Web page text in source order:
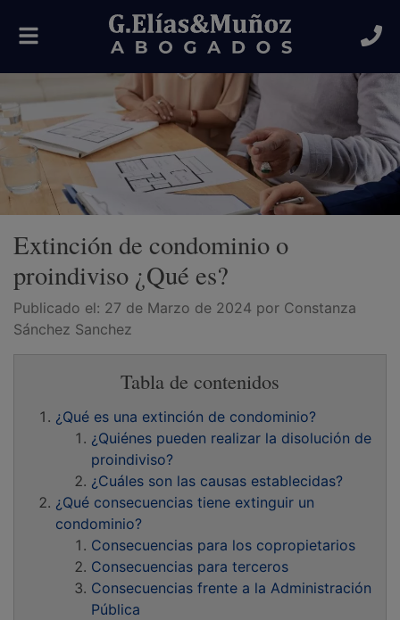
Alternar
navegación
Extinción de condominio o
proindiviso ¿Qué es?
Publicado el: 27 de Marzo de 2024 por Constanza
Sánchez Sanchez
Tabla de contenidos
¿Qué es una extinción de condominio?
¿Quiénes pueden realizar la disolución de
proindiviso?
¿Cuáles son las causas establecidas?
¿Qué consecuencias tiene extinguir un
condominio?
Consecuencias para los copropietarios
Consecuencias para terceros
Consecuencias frente a la Administración
Pública